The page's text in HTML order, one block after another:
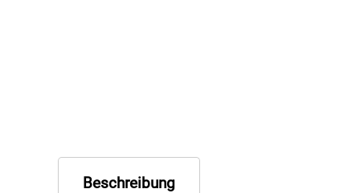
Beschreibung